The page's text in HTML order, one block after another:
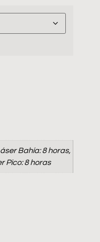
Bahía: 8 horas,
Pico: 8 horas